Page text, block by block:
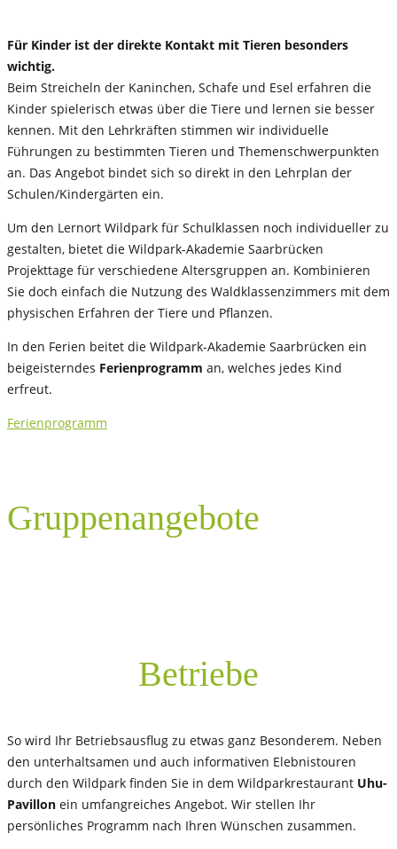
Für Kinder ist der direkte Kontakt mit Tieren besonders
wichtig.
Beim Streicheln der Kaninchen, Schafe und Esel erfahren die
Kinder spielerisch etwas über die Tiere und lernen sie besser
kennen. Mit den Lehrkräften stimmen wir individuelle
Führungen zu bestimmten Tieren und Themenschwerpunkten
an. Das Angebot bindet sich so direkt in den Lehrplan der
Schulen/Kindergärten ein.
Um den Lernort Wildpark für Schulklassen noch individueller zu
gestalten, bietet die Wildpark-Akademie Saarbrücken
Projekttage für verschiedene Altersgruppen an. Kombinieren
Sie doch einfach die Nutzung des Waldklassenzimmers mit dem
physischen Erfahren der Tiere und Pflanzen.
In den Ferien beitet die Wildpark-Akademie Saarbrücken ein
beigeisterndes Ferienprogramm an, welches jedes Kind
erfreut.
Ferienprogramm
Gruppenangebote
Betriebe
So wird Ihr Betriebsausflug zu etwas ganz Besonderem. Neben
den unterhaltsamen und auch informativen Elebnistouren
durch den Wildpark finden Sie in dem Wildparkrestaurant Uhu-
Pavillon ein umfangreiches Angebot. Wir stellen Ihr
persönliches Programm nach Ihren Wünschen zusammen.